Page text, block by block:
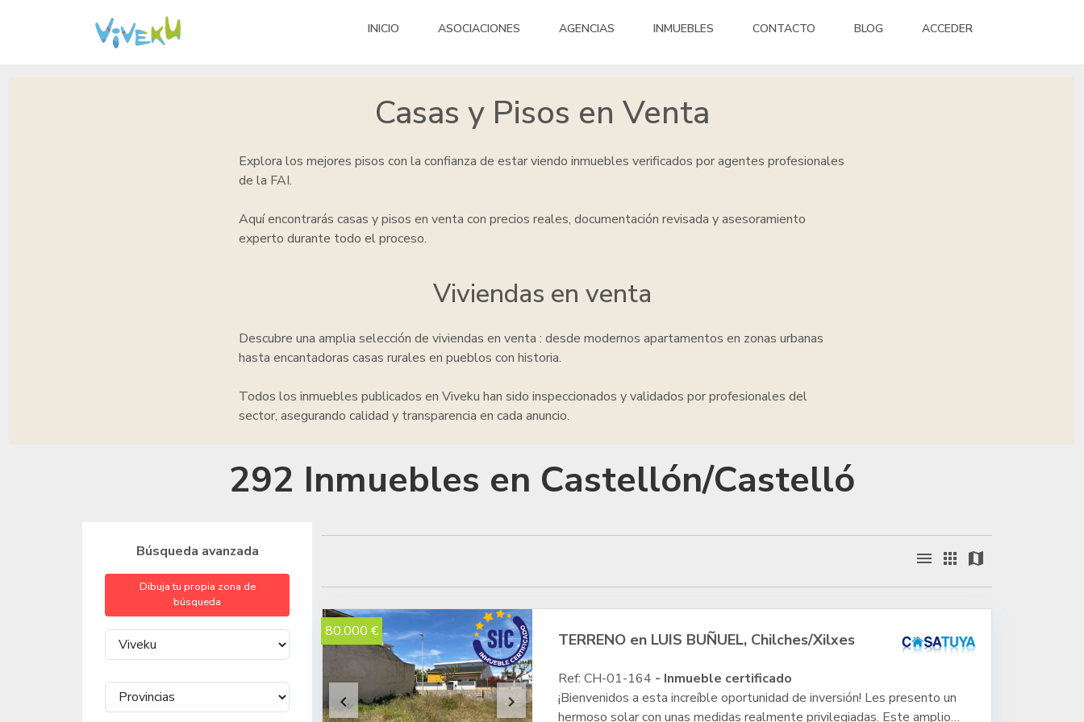
INICIO ASOCIACIONES AGENCIAS INMUEBLES CONTACTO BLOG ACCEDER
Casas y Pisos en Venta
Explora los mejores pisos con la confianza de estar viendo inmuebles verificados por agentes profesionales
de la FAI.
Aquí encontrarás casas y pisos en venta con precios reales, documentación revisada y asesoramiento
experto durante todo el proceso.
Viviendas en venta
Descubre una amplia selección de viviendas en venta : desde modernos apartamentos en zonas urbanas
hasta encantadoras casas rurales en pueblos con historia.
Todos los inmuebles publicados en Viveku han sido inspeccionados y validados por profesionales del
sector, asegurando calidad y transparencia en cada anuncio.
292 Inmuebles en Castellón/Castelló
Búsqueda avanzada
Dibuja tu propia zona de
búsqueda
menu apps map
keyboard_arrow_left keyboard_arrow_right
80.000 € TERRENO en LUIS BUÑUEL, Chilches/Xilxes
Ref: CH-01-164 - Inmueble certificado
¡Bienvenidos a esta increíble oportunidad de inversión! Les presento un
hermoso solar con unas medidas realmente privilegiadas. Este amplio